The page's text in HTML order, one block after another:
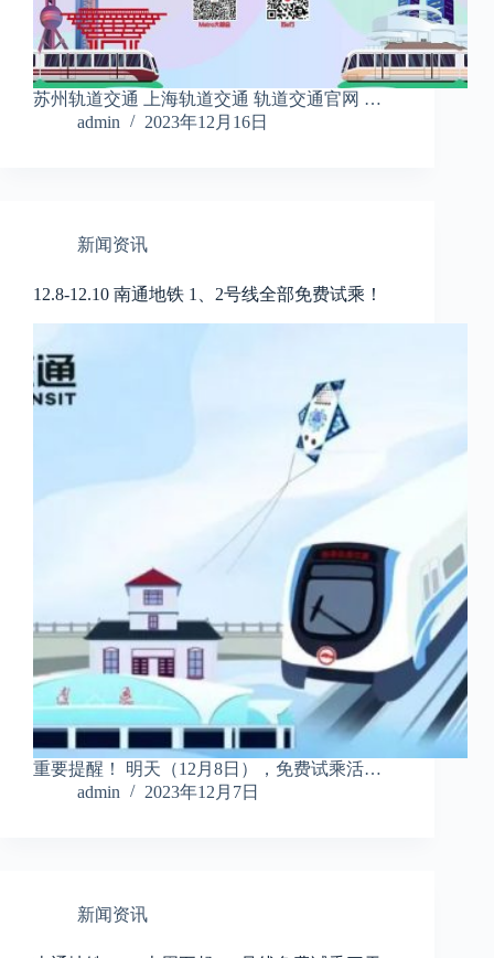
苏州轨道交通 上海轨道交通 轨道交通官网 …
admin
2023年12月16日
新闻资讯
12.8-12.10 南通地铁 1、2号线全部免费试乘！
重要提醒！ 明天（12月8日），免费试乘活…
admin
2023年12月7日
新闻资讯